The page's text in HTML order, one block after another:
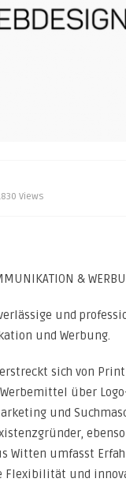
Views
&
und
und Werbung.
sich von
über
und
Witten umfasst
Flexibilität und